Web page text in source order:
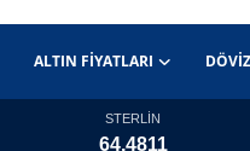
ALTIN FIYATLARI
STERLİN
64,4811